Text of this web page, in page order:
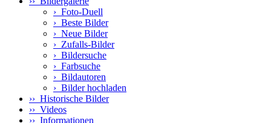
› Foto-Duell
› Beste Bilder
› Neue Bilder
› Zufalls-Bilder
› Bildersuche
› Farbsuche
› Bildautoren
› Bilder hochladen
›› Historische Bilder
›› Videos
›› Informationen